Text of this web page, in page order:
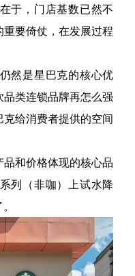
于，门店基数已然不
要倚仗，在发展过程
然是星巴克的核心优
类连锁品牌再怎么强
给消费者提供的空间
和价格体现的核心品
列（非咖）上试水降